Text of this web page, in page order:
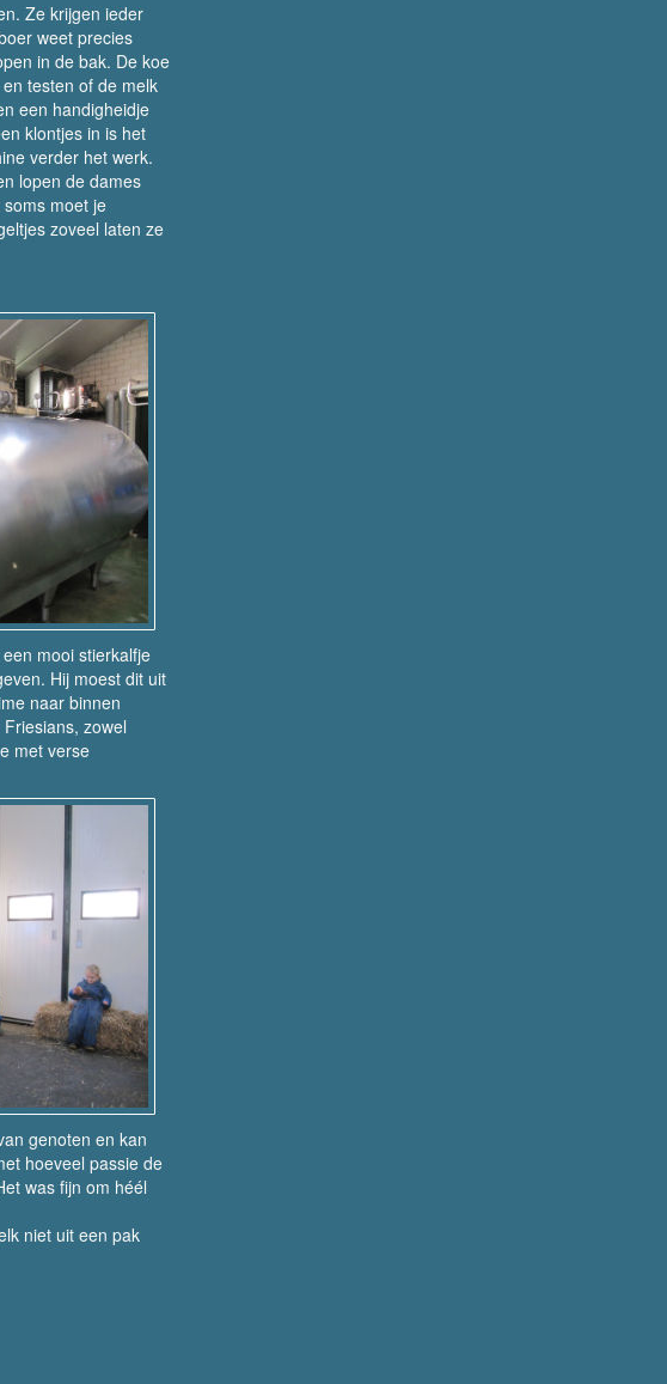
Ze krijgen ieder
weet precies
in de bak. De koe
testen of de melk
een handigheidje
klontjes in is het
verder het werk.
lopen de dames
moet je
zoveel laten ze
mooi stierkalfje
Hij moest dit uit
naar binnen
zowel
met verse
genoten en kan
hoeveel passie de
was fijn om héél
niet uit een pak